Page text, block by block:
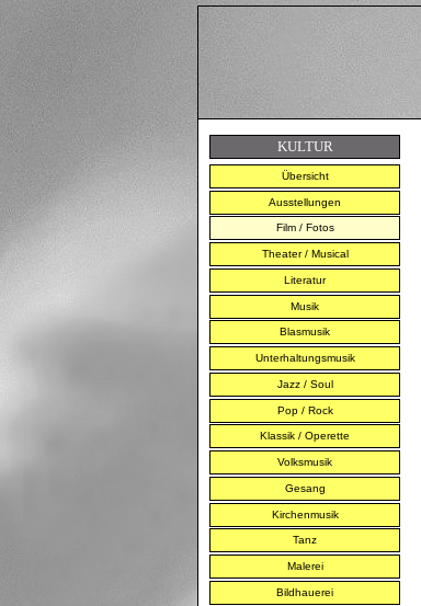
KULTUR
Übersicht
Ausstellungen
Film / Fotos
Theater / Musical
Literatur
Musik
Blasmusik
Unterhaltungsmusik
Jazz / Soul
Pop / Rock
Klassik / Operette
Volksmusik
Gesang
Kirchenmusik
Tanz
Malerei
Bildhauerei